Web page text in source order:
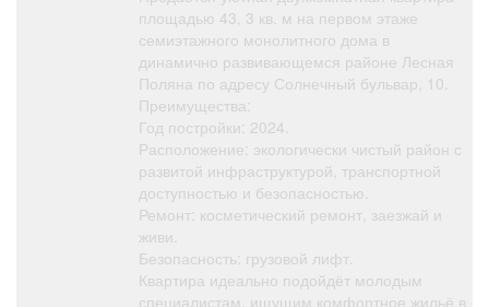
площадью 43, 3 кв. м на первом этаже
семиэтажного монолитного дома в
динамично развивающемся районе Лесная
Поляна по адресу Солнечный бульвар, 10.
Преимущества:
Год постройки: 2024.
Расположение: экологически чистый район с
развитой инфраструктурой, транспортной
доступностью и безопасностью.
Ремонт: косметический ремонт, заезжай и
живи.
Безопасность: грузовой лифт.
Квартира идеально подойдёт молодым
специалистам, ищущим комфортное жильё в